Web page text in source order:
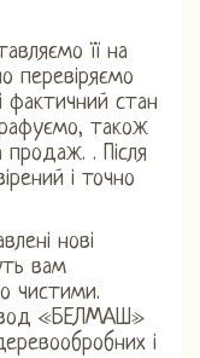
її на
перевіряємо
фактичний стан
також
. Після
і точно
нові
вам
чистими.
«БЕЛМАШ»
і